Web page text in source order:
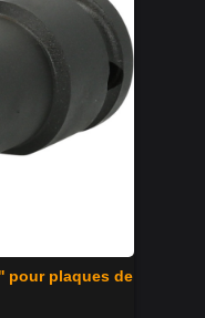
pour plaques de